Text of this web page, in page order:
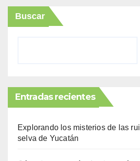
Buscar
Entradas recientes
Explorando los misterios de las
selva de Yucatán